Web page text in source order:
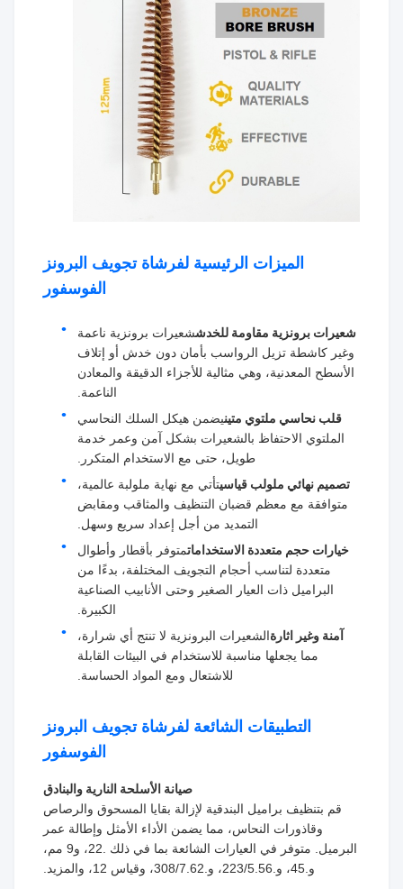
الميزات الرئيسية لفرشاة تجويف البرونز
الفوسفور
شعيرات برونزية مقاومة للخدششعيرات برونزية ناعمة
وغير كاشطة تزيل الرواسب بأمان دون خدش أو إتلاف
الأسطح المعدنية، وهي مثالية للأجزاء الدقيقة والمعادن
الناعمة.
قلب نحاسي ملتوي متينيضمن هيكل السلك النحاسي
الملتوي الاحتفاظ بالشعيرات بشكل آمن وعمر خدمة
طويل، حتى مع الاستخدام المتكرر.
تصميم نهائي ملولب قياسيتأتي مع نهاية ملولبة عالمية،
متوافقة مع معظم قضبان التنظيف والمثاقب ومقابض
التمديد من أجل إعداد سريع وسهل.
خيارات حجم متعددة الاستخداماتمتوفر بأقطار وأطوال
متعددة لتناسب أحجام التجويف المختلفة، بدءًا من
البراميل ذات العيار الصغير وحتى الأنابيب الصناعية
الكبيرة.
آمنة وغير اثارةالشعيرات البرونزية لا تنتج أي شرارة،
مما يجعلها مناسبة للاستخدام في البيئات القابلة
للاشتعال ومع المواد الحساسة.
التطبيقات الشائعة لفرشاة تجويف البرونز
الفوسفور
صيانة الأسلحة النارية والبنادق
قم بتنظيف براميل البندقية لإزالة بقايا المسحوق والرصاص
وقاذورات النحاس، مما يضمن الأداء الأمثل وإطالة عمر
البرميل. متوفر في العيارات الشائعة بما في ذلك .22، و9 مم،
و.45، و.223/5.56، و.308/7.62، وقياس 12، والمزيد.